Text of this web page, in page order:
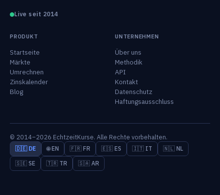
Live seit 2014
PRODUKT
Startseite
Märkte
Umrechnen
Zinskalender
Blog
UNTERNEHMEN
Über uns
Methodik
API
Kontakt
Datenschutz
Haftungsausschluss
© 2014–2026 EchtzeitKurse. Alle Rechte vorbehalten.
🇩🇪 DE 🌐 EN 🇫🇷 FR 🇪🇸 ES 🇮🇹 IT
🇳🇱 NL
🇸🇪 SE
🇹🇷 TR 🇸🇦 AR